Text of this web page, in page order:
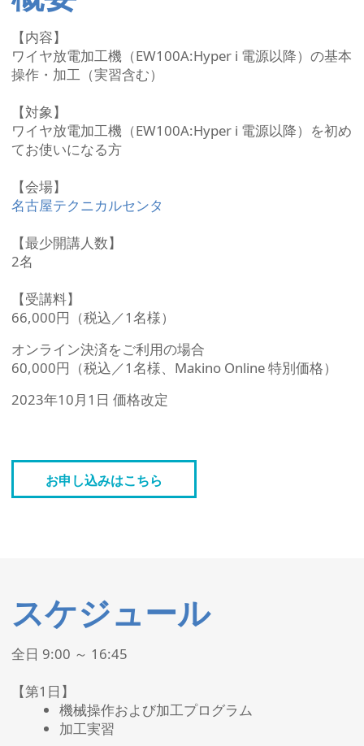
【内容】
ワイヤ放電加工機（EW100A:Hyper i 電源以降）の基本
操作・加工（実習含む）
【対象】
ワイヤ放電加工機（EW100A:Hyper i 電源以降）を初め
てお使いになる方
【会場】​
名古屋テクニカルセンタ
【最少開講人数】​​
2名​
【受講料】
66,000円（税込／1名様）​​
オンライン決済をご利用の場合
60,000円（税込／1名様、Makino Online 特別価格）
2023年10月1日 価格改定​
お申し込みはこちら
スケジュール
全日 9:00 ～ 16:45
【第1日】
機械操作および加工プログラム
加工実習